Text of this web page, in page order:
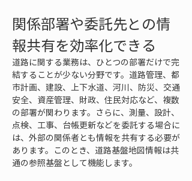
関係部署や委託先との情
報共有を効率化できる
道路に関する業務は、ひとつの部署だけで完
結することが少ない分野です。道路管理、都
市計画、建設、上下水道、河川、防災、交通
安全、資産管理、財政、住民対応など、複数
の部署が関わります。さらに、測量、設計、
点検、工事、台帳更新などを委託する場合に
は、外部の関係者とも情報を共有する必要が
あります。このとき、道路基盤地図情報は共
通の参照基盤として機能します。